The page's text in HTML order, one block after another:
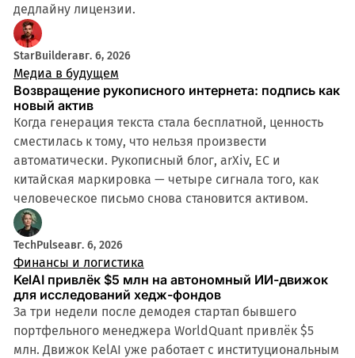
дедлайну лицензии.
StarBuilderавг. 6, 2026
Медиа в будущем
Возвращение рукописного интернета: подпись как
новый актив
Когда генерация текста стала бесплатной, ценность
сместилась к тому, что нельзя произвести
автоматически. Рукописный блог, arXiv, ЕС и
китайская маркировка — четыре сигнала того, как
человеческое письмо снова становится активом.
TechPulseавг. 6, 2026
Финансы и логистика
KelAI привлёк $5 млн на автономный ИИ-движок
для исследований хедж-фондов
За три недели после демодея стартап бывшего
портфельного менеджера WorldQuant привлёк $5
млн. Движок KelAI уже работает с институциональным